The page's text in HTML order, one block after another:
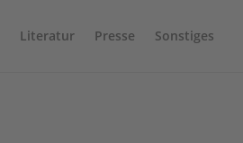
Literatur Presse Sonstiges